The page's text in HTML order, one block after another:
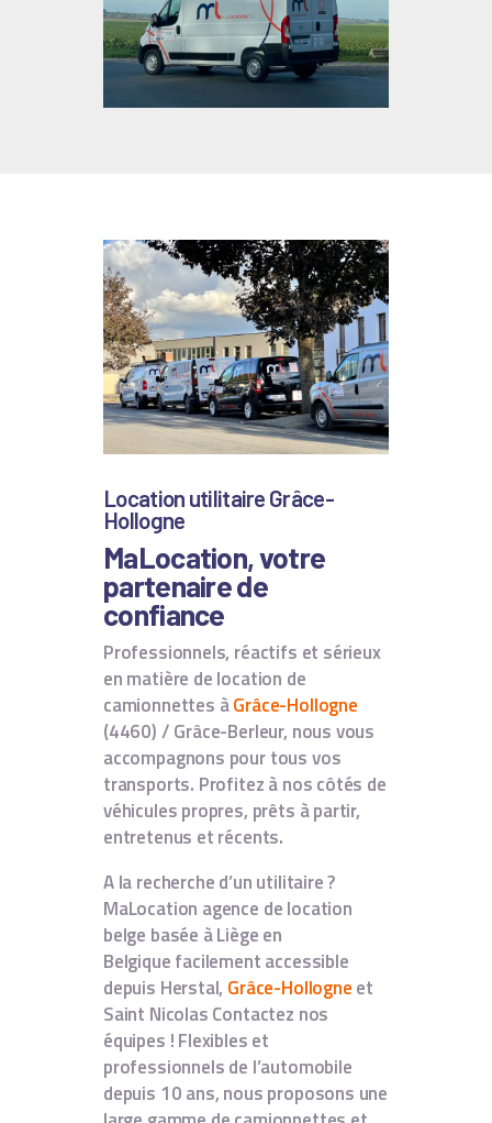
Location utilitaire Grâce-
Hollogne
MaLocation, votre
partenaire de
confiance
Professionnels, réactifs et sérieux
en matière de location de
camionnettes àGrâce-Hollogne
(4460) / Grâce-Berleur, nous vous
accompagnons pour tous vos
transports. Profitez à nos côtés de
véhicules propres, prêts à partir,
entretenus et récents.
A la recherche d’un utilitaire ?
MaLocation agence de location
belge basée à Liège en
Belgiquefacilement accessible
depuis Herstal, Grâce-Hollogneet
Saint NicolasContactez nos
équipes ! Flexibles et
professionnels de l’automobile
depuis 10 ans, nous proposons une